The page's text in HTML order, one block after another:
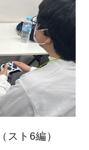
スト6編）